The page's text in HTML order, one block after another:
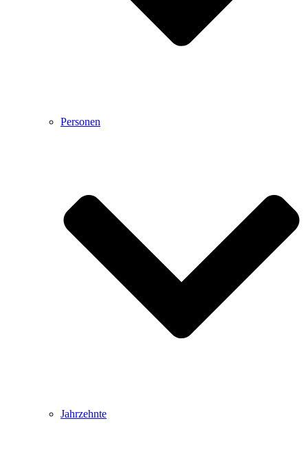
Personen
Jahrzehnte